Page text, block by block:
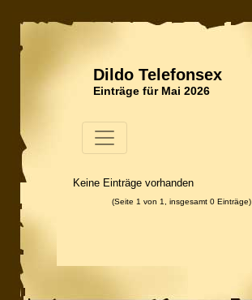
Dildo Telefonsex
Einträge für Mai 2026
Keine Einträge vorhanden
(Seite 1 von 1, insgesamt 0 Einträge)